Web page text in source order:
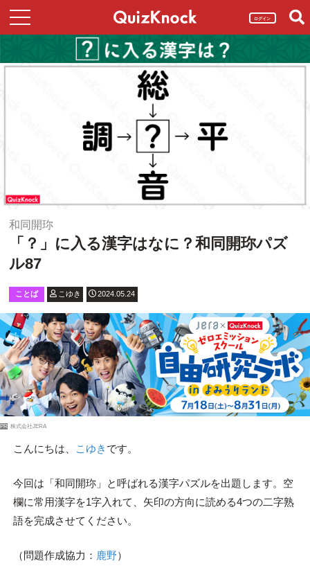
ログイン
和同開珎
「？」に入る漢字はなに？和同開珎パズ
ル87
ことば こゆき 2024.05.24
PR 株式会社JERA
こんにちは、 こゆき です。
今回は「和同開珎」と呼ばれる漢字パズルを出題します。空
欄に常用漢字を1字入れて、矢印の方向に読める4つの二字熟
語を完成させてください。
（問題作成協力： 鹿野）